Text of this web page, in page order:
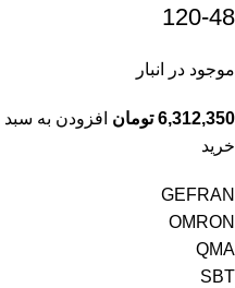
120-48
موجود در انبار
6,312,350 تومان افزودن به سبد
خرید
GEFRAN
OMRON
QMA
SBT